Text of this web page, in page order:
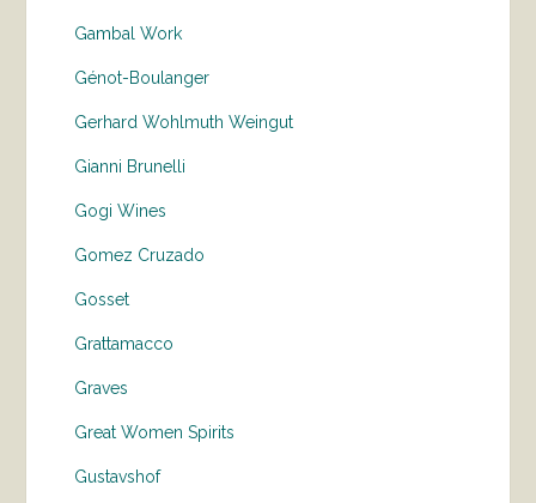
Gambal Work
Génot-Boulanger
Gerhard Wohlmuth Weingut
Gianni Brunelli
Gogi Wines
Gomez Cruzado
Gosset
Grattamacco
Graves
Great Women Spirits
Gustavshof